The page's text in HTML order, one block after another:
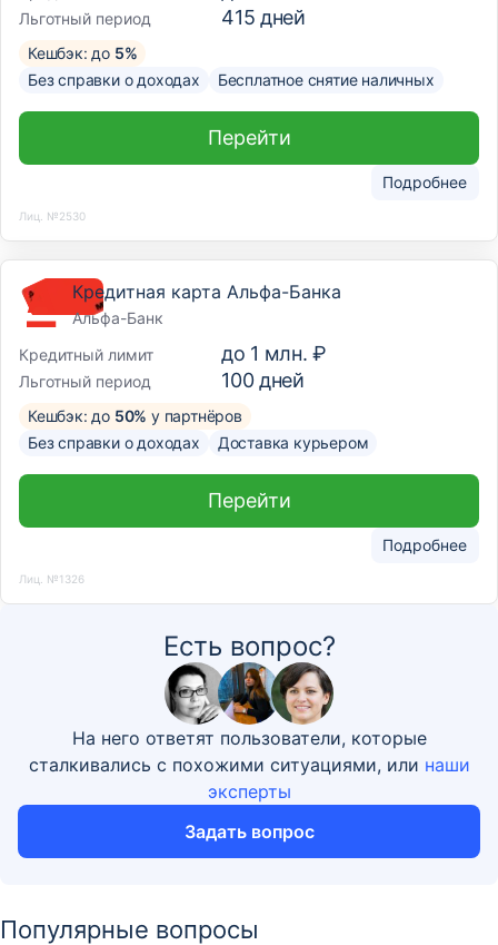
Льготный период 415 дней
Кешбэк: до 5%
Без справки о доходах
Бесплатное снятие наличных
Подробнее
Перейти
Лиц. №2530
Кредитная карта Альфа-Банка
Альфа-Банк
Кредитный лимит
до 1 млн. ₽
Льготный период 100дней
Кешбэк: до 50% у партнёров
Без справки о доходах
Доставка курьером
Подробнее
Перейти
Лиц. №1326
Есть вопрос?
На него ответят пользователи, которые
сталкивались с похожими ситуациями, или наши
эксперты
Задать вопрос
Популярные вопросы